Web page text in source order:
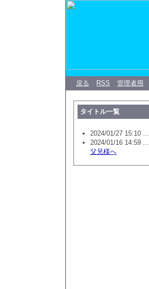
戻る RSS 管理者用
タイトル一覧
2024/01/27 15:10 ...
2024/01/16 14:59 ...
父兄様へ